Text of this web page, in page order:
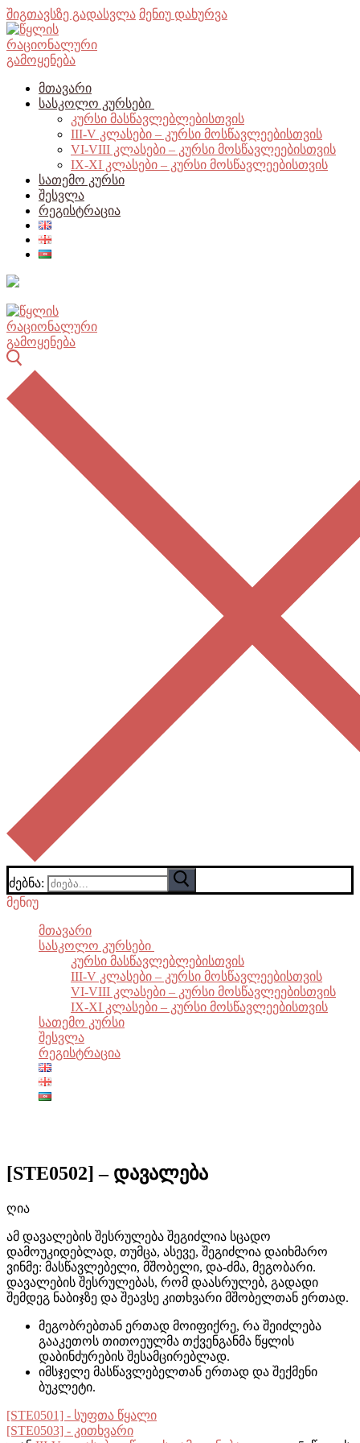
შიგთავსზე გადასვლა მენიუ დახურვა
Მთავარი
Სასკოლო Კურსები
კურსი მასწავლებლებისთვის
III-V კლასები – კურსი მოსწავლეებისთვის
VI-VIII კლასები – კურსი მოსწავლეებისთვის
IX-XI კლასები – კურსი მოსწავლეებისთვის
Სათემო Კურსი
Შესვლა
Რეგისტრაცია
ძებნა:
მენიუ
Მთავარი
Სასკოლო Კურსები
კურსი მასწავლებლებისთვის
III-V კლასები – კურსი მოსწავლეებისთვის
VI-VIII კლასები – კურსი მოსწავლეებისთვის
IX-XI კლასები – კურსი მოსწავლეებისთვის
Სათემო Კურსი
Შესვლა
Რეგისტრაცია
[STE0502] – დავალება
ღია
ამ დავალების შესრულება შეგიძლია სცადო
დამოუკიდებლად, თუმცა, ასევე, შეგიძლია დაიხმარო
ვინმე: მასწავლებელი, მშობელი, და-ძმა, მეგობარი.
დავალების შესრულებას, რომ დაასრულებ, გადადი
შემდეგ ნაბიჯზე და შეავსე კითხვარი მშობელთან ერთად.
მეგობრებთან ერთად მოიფიქრე, რა შეიძლება
გააკეთოს თითოეულმა თქვენგანმა წყლის
დაბინძურების შესამცირებლად.
იმსჯელე მასწავლებელთან ერთად და შექმენი
ბუკლეტი.
[STE0501] - სუფთა წყალი
[STE0503] - კითხვარი